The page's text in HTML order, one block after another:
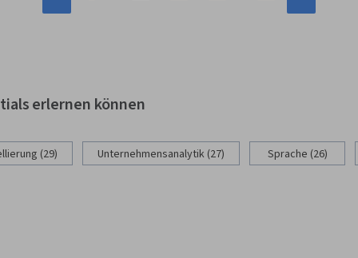
erlernen können
(29) Unternehmensanalytik (27) Sprache (26)